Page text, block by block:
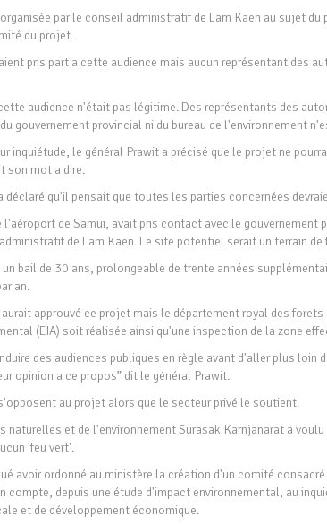
par le conseil administratif de Lam Kaen au sujet
du projet.
pris part a cette audience mais aucun représentant des
audience n'était pas légitime. Des représentants des
gouvernement provincial ni du bureau de l'environnement
inquiétude, le général Prawit a précisé que le projet ne
son mot a dire.
déclaré qu'il pensait que toutes les parties concernées
l'aéroport de Samui, avait pris contact avec le
de Lam Kaen. Le site potentiel serait un terrain de
bail de 30 ans, prolongeable de trente années
an.
aurait approuvé ce projet mais le département royal des
(EIA) soit réalisée ainsi qu'une inspection de la zone
des audiences publiques en règle avant d'aller plus loin
opinion a ce propos” dit le général Prawit.
au projet alors que le secteur privé le soutient.
naturelles et de l'environnement Surasak Karnjanarat a
'feu vert'.
avoir ordonné au ministère la création d'un comité
compte, depuis une étude d'impact environnemental, au
et de développement économique.